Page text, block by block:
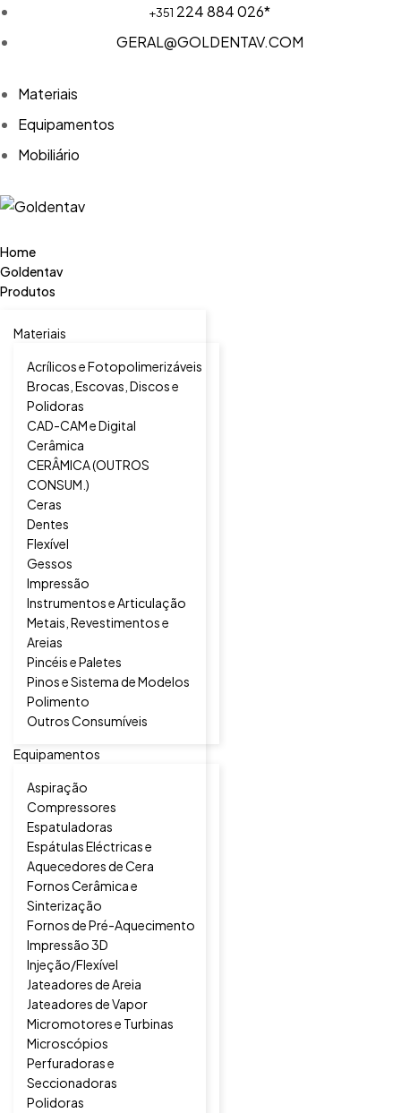
+351 224 884 026*
GERAL@GOLDENTAV.COM
Materiais
Equipamentos
Mobiliário
Home
Goldentav
Produtos
Materiais
Acrílicos e Fotopolimerizáveis
Brocas, Escovas, Discos e
Polidoras
CAD-CAM e Digital
Cerâmica
CERÂMICA (OUTROS
CONSUM.)
Ceras
Dentes
Flexível
Gessos
Impressão
Instrumentos e Articulação
Metais, Revestimentos e
Areias
Pincéis e Paletes
Pinos e Sistema de Modelos
Polimento
Outros Consumíveis
Equipamentos
Aspiração
Compressores
Espatuladoras
Espátulas Eléctricas e
Aquecedores de Cera
Fornos Cerâmica e
Sinterização
Fornos de Pré-Aquecimento
Impressão 3D
Injeção/Flexível
Jateadores de Areia
Jateadores de Vapor
Micromotores e Turbinas
Microscópios
Perfuradoras e
Seccionadoras
Polidoras